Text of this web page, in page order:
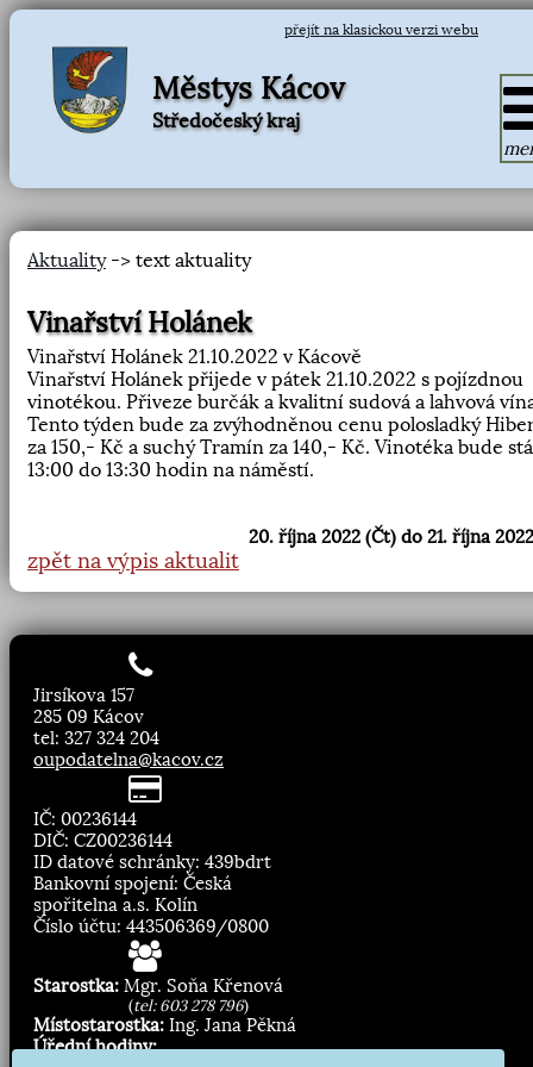
přejít na klasickou verzi webu
Městys Kácov
Středočeský kraj
Aktuality-> text aktuality
Vinařství Holánek
Vinařství Holánek 21.10.2022 v Kácově
Vinařství Holánek přijede v pátek 21.10.2022 s pojízdnou
vinotékou. Přiveze burčák a kvalitní sudová a lahvová
Tento týden bude za zvýhodněnou cenu polosladký
za 150,- Kč a suchý Tramín za 140,- Kč. Vinotéka bude
13:00 do 13:30 hodin na náměstí.
20. října 2022 (Čt) do 21. října
zpět na výpis aktualit
Jirsíkova 157
285 09 Kácov
tel: 327 324 204
oupodatelna@kacov.cz
IČ: 00236144
DIČ: CZ00236144
ID datové schránky: 439bdrt
Bankovní spojení: Česká
spořitelna a.s. Kolín
Číslo účtu: 443506369/0800
Starostka: Mgr. Soňa Křenová
(tel: 603 278 796)
Místostarostka: Ing. Jana Pěkná
Úřední hodiny: